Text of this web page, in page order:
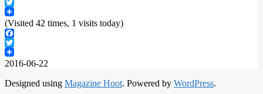
Twitter
(Visited 42 times, 1 visits today)
Facebook
Twitter
2016-06-22
Designed using Magazine Hoot. Powered by WordPress.